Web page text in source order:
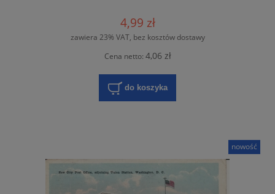
4,99 zł
zawiera 23% VAT, bez kosztów dostawy
Cena netto: 4,06 zł
do koszyka
nowość